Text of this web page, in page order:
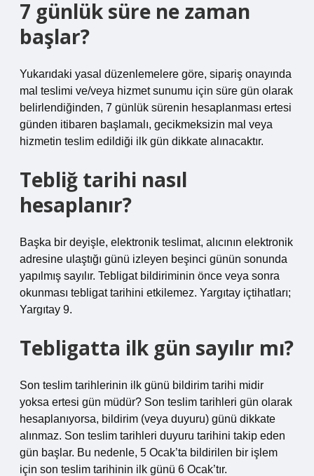
7 günlük süre ne zaman
başlar?
Yukarıdaki yasal düzenlemelere göre, sipariş onayında
mal teslimi ve/veya hizmet sunumu için süre gün olarak
belirlendiğinden, 7 günlük sürenin hesaplanması ertesi
günden itibaren başlamalı, gecikmeksizin mal veya
hizmetin teslim edildiği ilk gün dikkate alınacaktır.
Tebliğ tarihi nasıl
hesaplanır?
Başka bir deyişle, elektronik teslimat, alıcının elektronik
adresine ulaştığı günü izleyen beşinci günün sonunda
yapılmış sayılır. Tebligat bildiriminin önce veya sonra
okunması tebligat tarihini etkilemez. Yargıtay içtihatları;
Yargıtay 9.
Tebligatta ilk gün sayılır mı?
Son teslim tarihlerinin ilk günü bildirim tarihi midir
yoksa ertesi gün müdür? Son teslim tarihleri ​​gün olarak
hesaplanıyorsa, bildirim (veya duyuru) günü dikkate
alınmaz. Son teslim tarihleri ​​duyuru tarihini takip eden
gün başlar. Bu nedenle, 5 Ocak’ta bildirilen bir işlem
için son teslim tarihinin ilk günü 6 Ocak’tır.